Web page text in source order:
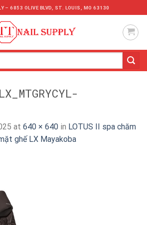
– 6853 OLIVE BLVD, ST. LOUIS, MO 63130
at 640 × 640 in LOTUS II spa chăm
ghế LX Mayakoba